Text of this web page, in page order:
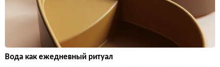
Вода как ежедневный ритуал